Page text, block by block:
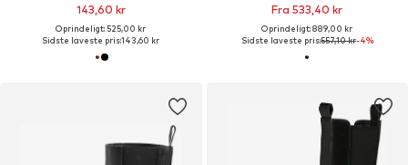
143,60 kr
Oprindeligt: 525,00 kr
Sidste laveste pris:143,60 kr
Fra 533,40 kr
Oprindeligt: 889,00 kr
Sidste laveste pris:557,10 kr-4%